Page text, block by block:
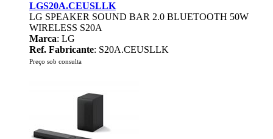
LGS20A.CEUSLLK
LG SPEAKER SOUND BAR 2.0 BLUETOOTH 50W
WIRELESS S20A
Marca: LG
Ref. Fabricante: S20A.CEUSLLK
Preço sob consulta